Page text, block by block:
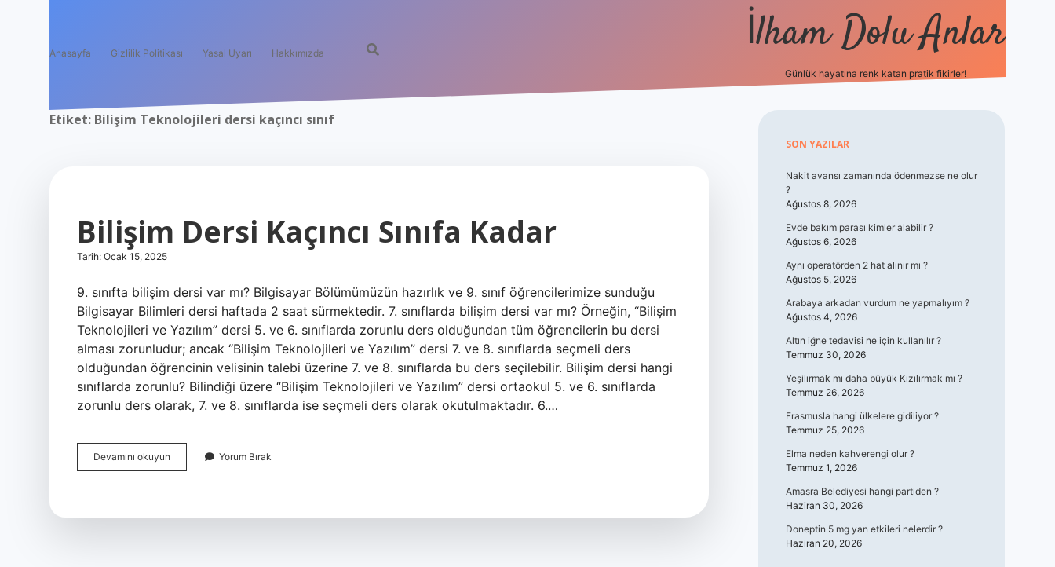
Anasayfa Gizlilik Politikası Yasal Uyarı Hakkımızda İlham Dolu Anlar
Günlük hayatına renk katan pratik fikirler!
Etiket: Bilişim Teknolojileri dersi kaçıncı sınıf
Bilişim Dersi Kaçıncı Sınıfa Kadar
Tarih: Ocak 15, 2025
9. sınıfta bilişim dersi var mı? Bilgisayar Bölümümüzün hazırlık ve 9. sınıf öğrencilerimize sunduğu
Bilgisayar Bilimleri dersi haftada 2 saat sürmektedir. 7. sınıflarda bilişim dersi var mı? Örneğin, “Bilişim
Teknolojileri ve Yazılım” dersi 5. ve 6. sınıflarda zorunlu ders olduğundan tüm öğrencilerin bu dersi
alması zorunludur; ancak “Bilişim Teknolojileri ve Yazılım” dersi 7. ve 8. sınıflarda seçmeli ders
olduğundan öğrencinin velisinin talebi üzerine 7. ve 8. sınıflarda bu ders seçilebilir. Bilişim dersi hangi
sınıflarda zorunlu? Bilindiği üzere “Bilişim Teknolojileri ve Yazılım” dersi ortaokul 5. ve 6. sınıflarda
zorunlu ders olarak, 7. ve 8. sınıflarda ise seçmeli ders olarak okutulmaktadır. 6.…
Devamını okuyun
Dersi
Yorum Bırak
Sidebar
SON YAZILAR
Nakit avansı zamanında ödenmezse ne olur
?
Ağustos 8, 2026
Evde bakım parası kimler alabilir ?
Ağustos 6, 2026
Aynı operatörden 2 hat alınır mı ?
Ağustos 5, 2026
Arabaya arkadan vurdum ne yapmalıyım ?
Ağustos 4, 2026
Altın iğne tedavisi ne için kullanılır ?
Temmuz 30, 2026
Yeşilırmak mı daha büyük Kızılırmak mı ?
Temmuz 26, 2026
Erasmusla hangi ülkelere gidiliyor ?
Temmuz 25, 2026
Elma neden kahverengi olur ?
Temmuz 1, 2026
Amasra Belediyesi hangi partiden ?
Haziran 30, 2026
Doneptin 5 mg yan etkileri nelerdir ?
Haziran 20, 2026